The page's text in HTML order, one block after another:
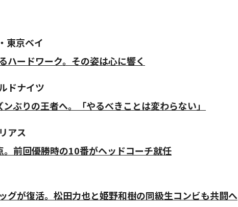
東京ベイ
ハードワーク。その姿は心に響く
ドナイツ
ぶりの王者へ。「やるべきことは変わらない」
アス
。前回優勝時の10番がヘッドコーチ就任
グが復活。松田力也と姫野和樹の同級生コンビも共闘へ